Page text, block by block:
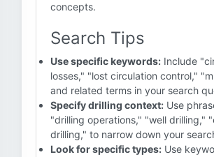
concepts.
Search Tips
Use specific keywords: Include
losses," "lost circulation control,"
and related terms in your search
Specify drilling context: Use
"drilling operations," "well drilling,"
drilling," to narrow down your
Look for specific types: Use